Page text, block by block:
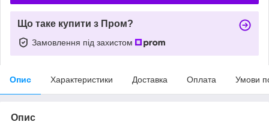
Що таке купити з Пром?
Замовлення під захистом
Опис Характеристики Доставка Оплата Умови
Опис